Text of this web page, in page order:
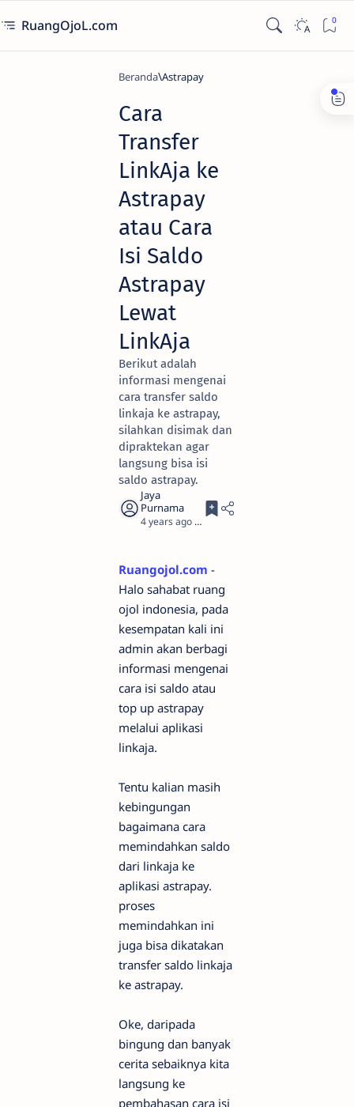
RuangOjoL.com
Beranda Astrapay
Cara
Transfer
LinkAja ke
Astrapay
atau Cara
Isi Saldo
Astrapay
Lewat
LinkAja
Berikut adalah
informasi mengenai
cara transfer saldo
linkaja ke astrapay,
silahkan disimak dan
dipraktekan agar
langsung bisa isi
saldo astrapay.
4 years ago 2
Ruangojol.com -
Halo sahabat ruang
ojol indonesia, pada
kesempatan kali ini
admin akan berbagi
informasi mengenai
cara isi saldo atau
top up astrapay
melalui aplikasi
linkaja.
Tentu kalian masih
kebingungan
bagaimana cara
memindahkan saldo
dari linkaja ke
aplikasi astrapay.
proses
memindahkan ini
juga bisa dikatakan
transfer saldo linkaja
ke astrapay.
Oke, daripada
bingung dan banyak
cerita sebaiknya kita
langsung ke
pembahasan cara isi